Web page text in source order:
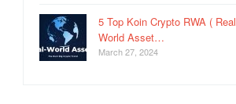
5 Top Koin Crypto RWA ( Real
World Asset…
March 27, 2024